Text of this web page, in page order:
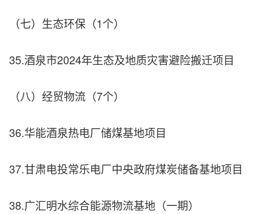
（七）生态环保（1个）
35.酒泉市2024年生态及地质灾害避险搬迁项目
（八）经贸物流（7个）
36.华能酒泉热电厂储煤基地项目
37.甘肃电投常乐电厂中央政府煤炭储备基地项目
38.广汇明水综合能源物流基地（一期）